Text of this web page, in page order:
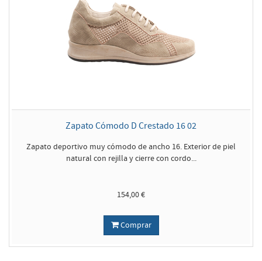
Zapato Cómodo D Crestado 16 02
Zapato deportivo muy cómodo de ancho 16. Exterior de piel
natural con rejilla y cierre con cordo...
154,00 €
Comprar